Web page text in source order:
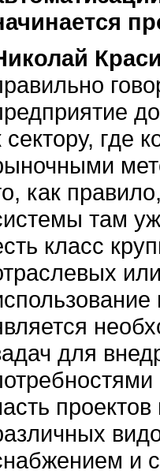
сектору, где
как
там
класс
для
и